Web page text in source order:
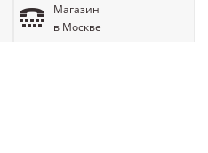
Магазин
в Москве